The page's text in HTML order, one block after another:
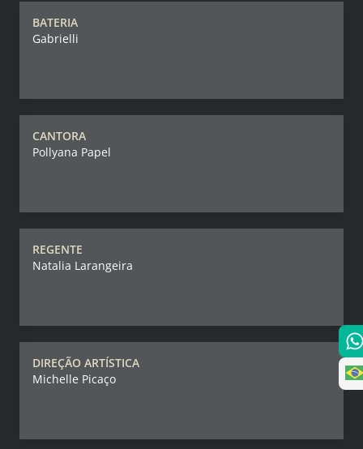
BATERIA
Gabrielli
CANTORA
Pollyana Papel
REGENTE
Natalia Larangeira
DIREÇÃO ARTÍSTICA
Michelle Picaço